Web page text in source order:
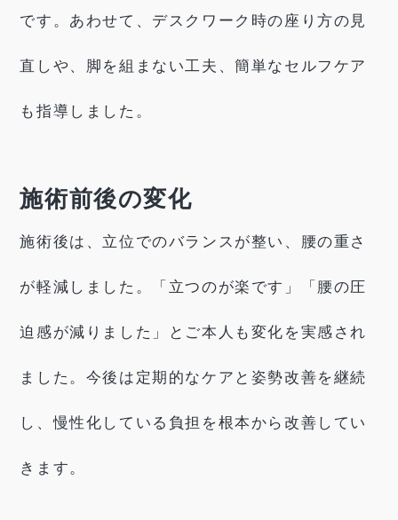
です。あわせて、デスクワーク時の座り方の見
直しや、脚を組まない工夫、簡単なセルフケア
も指導しました。
施術前後の変化
施術後は、立位でのバランスが整い、腰の重さ
が軽減しました。「立つのが楽です」「腰の圧
迫感が減りました」とご本人も変化を実感され
ました。今後は定期的なケアと姿勢改善を継続
し、慢性化している負担を根本から改善してい
きます。